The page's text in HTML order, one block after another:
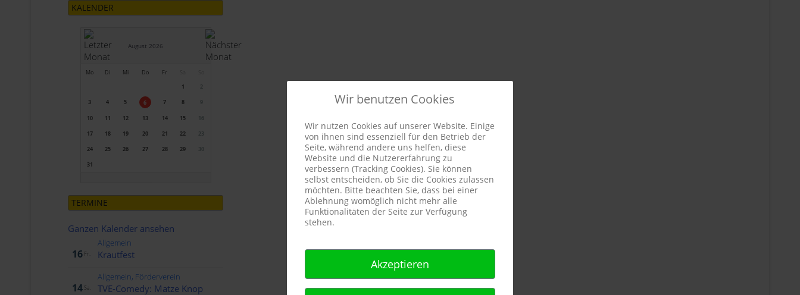
KALENDER
August 2026
Mo Di Mi Do Fr
1
2
3
4 5 6 7 8 9
10 11 12 13 14 15
16
17
18 19 20 21 22
23
24
25 26 27 28 29
30
31
TERMINE
Ganzen Kalender ansehen
16 Fr.
Allgemein
Krautfest
14 Sa.
Allgemein, Förderverein
TVE-Comedy: Matze Knop
Wir benutzen Cookies
Wir nutzen Cookies auf unserer Website. Einige
von ihnen sind essenziell für den Betrieb der
Seite, während andere uns helfen, diese
Website und die Nutzererfahrung zu
verbessern (Tracking Cookies). Sie können
selbst entscheiden, ob Sie die Cookies zulassen
möchten. Bitte beachten Sie, dass bei einer
Ablehnung womöglich nicht mehr alle
Funktionalitäten der Seite zur Verfügung
stehen.
Akzeptieren